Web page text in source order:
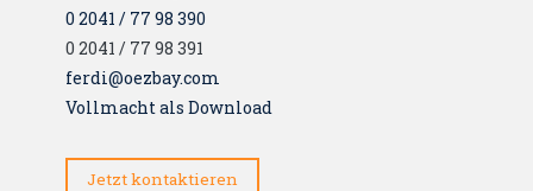
0 2041 / 77 98 390
0 2041 / 77 98 391
ferdi@oezbay.com
Vollmacht als Download
Jetzt kontaktieren